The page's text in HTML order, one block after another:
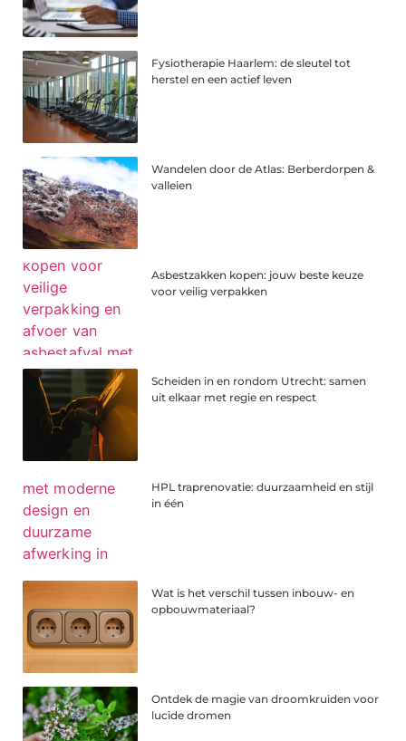
Fysiotherapie Haarlem: de sleutel tot
herstel en een actief leven
Wandelen door de Atlas: Berberdorpen &
valleien
Asbestzakken kopen: jouw beste keuze
voor veilig verpakken
Scheiden in en rondom Utrecht: samen
uit elkaar met regie en respect
HPL traprenovatie: duurzaamheid en stijl
in één
Wat is het verschil tussen inbouw- en
opbouwmateriaal?
Ontdek de magie van droomkruiden voor
lucide dromen